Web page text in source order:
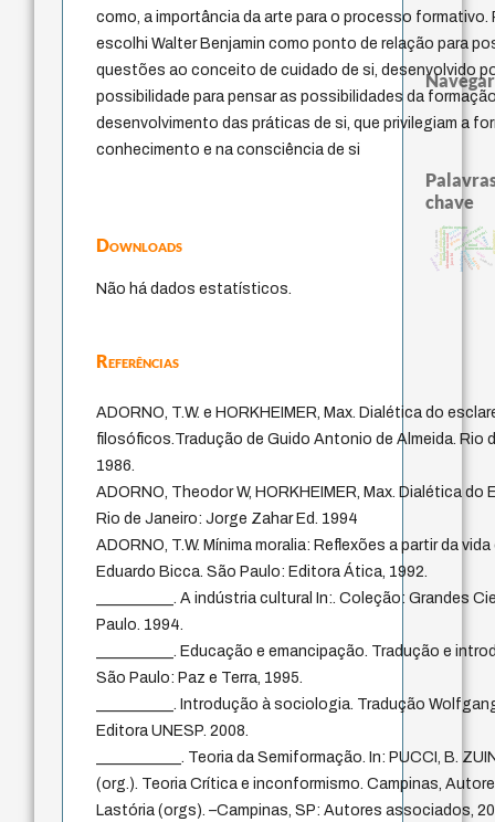
como, a importância da arte para o processo formativo.
escolhi Walter Benjamin como ponto de relação para
questões ao conceito de cuidado de si, desenvolvido
possibilidade para pensar as possibilidades da
desenvolvimento das práticas de si, que privilegiam a
conhecimento e na consciência de si
Downloads
Não há dados estatísticos.
Referências
ADORNO, T.W. e HORKHEIMER, Max. Dialética do
filosóficos.Tradução de Guido Antonio de Almeida. Rio
1986.
ADORNO, Theodor W, HORKHEIMER, Max. Dialética
Rio de Janeiro: Jorge Zahar Ed. 1994
ADORNO, T.W. Mínima moralia: Reflexões a partir da
Eduardo Bicca. São Paulo: Editora Ática, 1992.
__________. A indústria cultural In:. Coleção: Grandes
Paulo. 1994.
__________. Educação e emancipação. Tradução e
São Paulo: Paz e Terra, 1995.
__________. Introdução à sociologia. Tradução
Editora UNESP. 2008.
___________. Teoria da Semiformação. In: PUCCI, B.
(org.). Teoria Crítica e inconformismo. Campinas,
Lastória (orgs). –Campinas, SP: Autores associados,
Navegar
chave
fundamentalismo jacobi protágoras
experiência temporal
género
idade
intolerância
history of philosophyidentidade nacional homem-medida
j.c.m. neto palavraperdón
leyes
logos
direito romanopedagogia
lei
desejo
sacrifíciobataille
mind
animais
realidad